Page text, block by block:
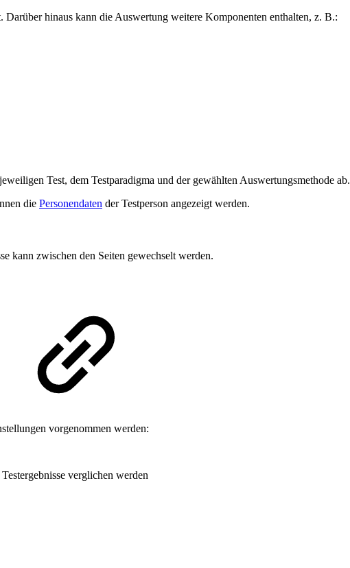
Darüber hinaus kann die Auswertung weitere Komponenten enthalten, z. B.:
Test, dem Testparadigma und der gewählten Auswertungsmethode ab.
die Personendaten der Testperson angezeigt werden.
kann zwischen den Seiten gewechselt werden.
vorgenommen werden:
verglichen werden